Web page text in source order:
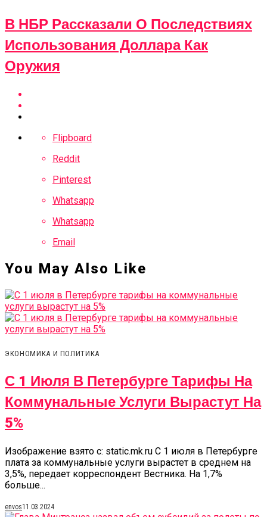
В НБР Рассказали О Последствиях
Использования Доллара Как
Оружия
Flipboard
Reddit
Pinterest
Whatsapp
Whatsapp
Email
You May Also Like
ЭКОНОМИКА И ПОЛИТИКА
С 1 Июля В Петербурге Тарифы На
Коммунальные Услуги Вырастут На
5%
Изображение взято с: static.mk.ru С 1 июля в Петербурге
плата за коммунальные услуги вырастет в среднем на
3,5%, передает корреспондент Вестника. На 1,7%
больше...
envos11.03.2024